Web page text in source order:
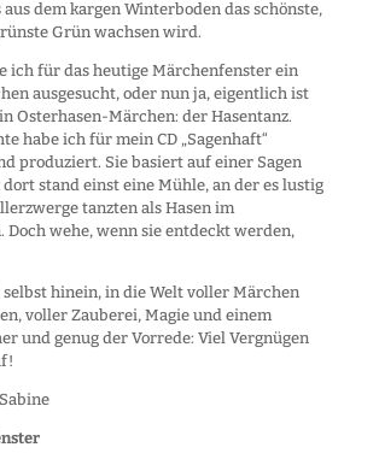
aus dem kargen Winterboden das schönste,
Grün wachsen wird.
ich für das heutige Märchenfenster ein
ausgesucht, oder nun ja, eigentlich ist
Osterhasen-Märchen: der Hasentanz.
habe ich für mein CD „Sagenhaft“
produziert. Sie basiert auf einer Sagen
dort stand einst eine Mühle, an der es lustig
tanzten als Hasen im
Doch wehe, wenn sie entdeckt werden,
selbst hinein, in die Welt voller Märchen
voller Zauberei, Magie und einem
und genug der Vorrede: Viel Vergnügen